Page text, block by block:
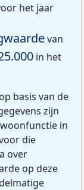
het jaar
van
in het
basis van de
zijn
in
die
over
op deze